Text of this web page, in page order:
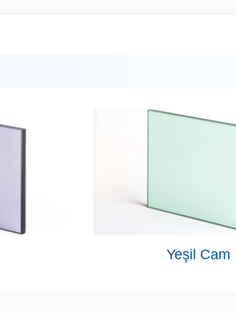
Yeşil Cam